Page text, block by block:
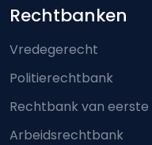
Footer-
Rechtbanken
Vredegerecht
Politierechtbank
Rechtbank van eerste
Arbeidsrechtbank